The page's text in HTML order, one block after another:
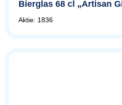
Bierglas 68 cl „Artisan
Aktie: 1836